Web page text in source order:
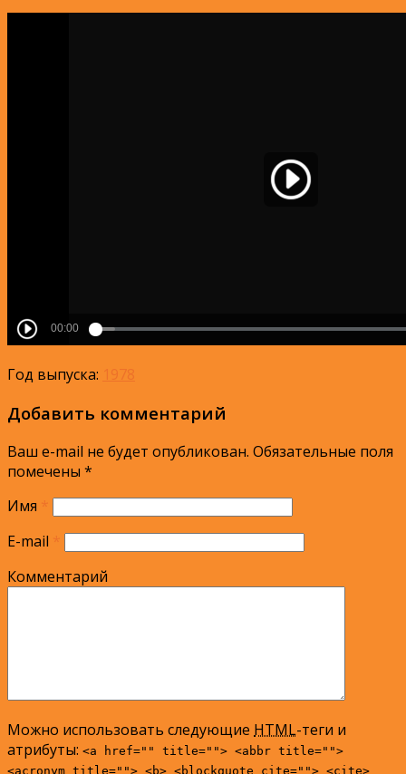
Год выпуска: 1978
Добавить комментарий
Ваш e-mail не будет опубликован. Обязательные поля
помечены *
Имя *
E-mail *
Комментарий
Можно использовать следующие HTML-теги и
атрибуты: <a href="" title=""> <abbr title="">
<acronym title=""> <b> <blockquote cite=""> <cite>